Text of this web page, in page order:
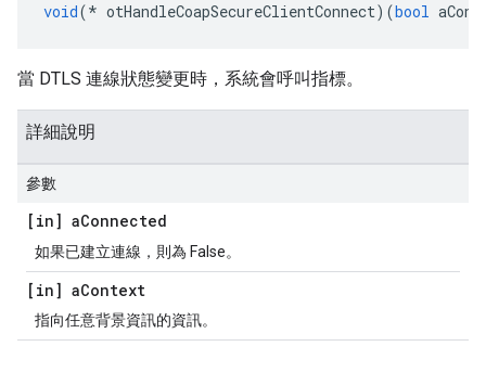
void(* otHandleCoapSecureClientConnect)(bool
當 DTLS 連線狀態變更時，系統會呼叫指標。
詳細說明
參數
[in] aConnected
如果已建立連線，則為 False。
[in] aContext
指向任意背景資訊的資訊。